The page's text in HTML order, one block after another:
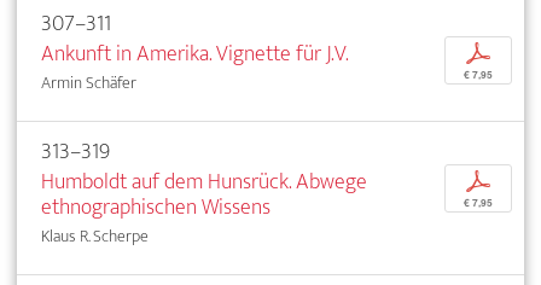
307–311
Ankunft in Amerika. Vignette für J.V.
Armin Schäfer
p
€ 7,95
313–319
Humboldt auf dem Hunsrück. Abwege
ethnographischen Wissens
Klaus R. Scherpe
p
€ 7,95